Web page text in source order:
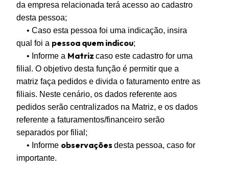
da empresa relacionada terá acesso ao cadastro
desta pessoa;
• Caso esta pessoa foi uma indicação, insira
qual foi a pessoa quem indicou;
• Informe a Matriz caso este cadastro for uma
filial. O objetivo desta função é permitir que a
matriz faça pedidos e divida o faturamento entre as
filiais. Neste cenário, os dados referente aos
pedidos serão centralizados na Matriz, e os dados
referente a faturamentos/financeiro serão
separados por filial;
• Informe observações desta pessoa, caso for
importante.